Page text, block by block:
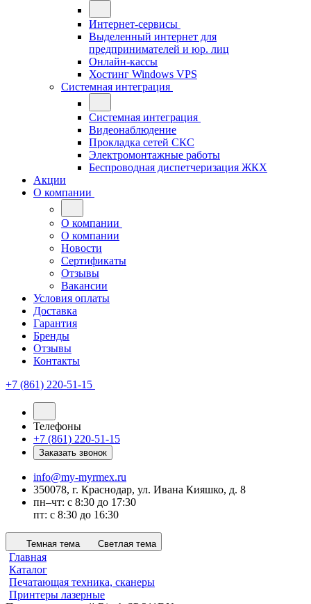
Интернет-сервисы
Выделенный интернет для
предпринимателей и юр. лиц
Онлайн-кассы
Хостинг Windows VPS
Системная интеграция
Системная интеграция
Видеонаблюдение
Прокладка сетей СКС
Электромонтажные работы
Беспроводная диспетчеризация ЖКХ
Акции
О компании
О компании
О компании
Новости
Сертификаты
Отзывы
Вакансии
Условия оплаты
Доставка
Гарантия
Бренды
Отзывы
Контакты
+7 (861) 220-51-15
Телефоны
+7 (861) 220-51-15
Заказать звонок
info@my-myrmex.ru
350078, г. Краснодар, ул. Ивана Кияшко, д. 8
пн–чт: с 8:30 до 17:30
пт: с 8:30 до 16:30
Темная тема Светлая тема
Главная
Каталог
Печатающая техника, сканеры
Принтеры лазерные